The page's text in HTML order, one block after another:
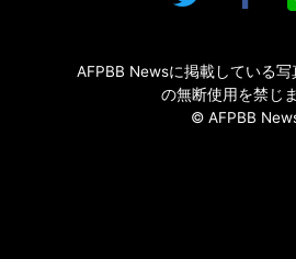
AFPBB Newsに掲載している
の無断使用を禁じま
© AFPBB